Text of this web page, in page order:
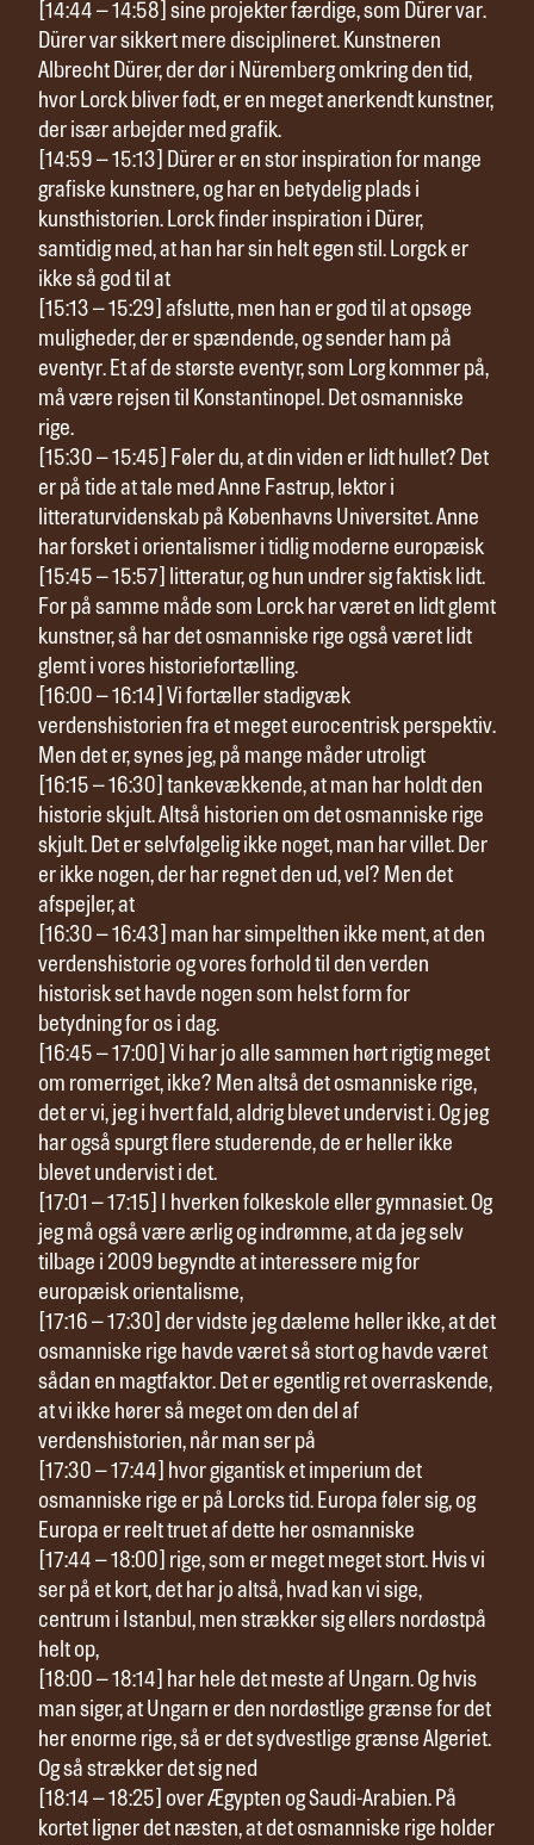
[14:44 – 14:58] sine projekter færdige, som Dürer var.
Dürer var sikkert mere disciplineret. Kunstneren
Albrecht Dürer, der dør i Nüremberg omkring den tid,
hvor Lorck bliver født, er en meget anerkendt kunstner,
der især arbejder med grafik.
[14:59 – 15:13] Dürer er en stor inspiration for mange
grafiske kunstnere, og har en betydelig plads i
kunsthistorien. Lorck finder inspiration i Dürer,
samtidig med, at han har sin helt egen stil. Lorgck er
ikke så god til at
[15:13 – 15:29] afslutte, men han er god til at opsøge
muligheder, der er spændende, og sender ham på
eventyr. Et af de største eventyr, som Lorg kommer på,
må være rejsen til Konstantinopel. Det osmanniske
rige.
[15:30 – 15:45] Føler du, at din viden er lidt hullet? Det
er på tide at tale med Anne Fastrup, lektor i
litteraturvidenskab på Københavns Universitet. Anne
har forsket i orientalismer i tidlig moderne europæisk
[15:45 – 15:57] litteratur, og hun undrer sig faktisk lidt.
For på samme måde som Lorck har været en lidt glemt
kunstner, så har det osmanniske rige også været lidt
glemt i vores historiefortælling.
[16:00 – 16:14] Vi fortæller stadigvæk
verdenshistorien fra et meget eurocentrisk perspektiv.
Men det er, synes jeg, på mange måder utroligt
[16:15 – 16:30] tankevækkende, at man har holdt den
historie skjult. Altså historien om det osmanniske rige
skjult. Det er selvfølgelig ikke noget, man har villet. Der
er ikke nogen, der har regnet den ud, vel? Men det
afspejler, at
[16:30 – 16:43] man har simpelthen ikke ment, at den
verdenshistorie og vores forhold til den verden
historisk set havde nogen som helst form for
betydning for os i dag.
[16:45 – 17:00] Vi har jo alle sammen hørt rigtig meget
om romerriget, ikke? Men altså det osmanniske rige,
det er vi, jeg i hvert fald, aldrig blevet undervist i. Og jeg
har også spurgt flere studerende, de er heller ikke
blevet undervist i det.
[17:01 – 17:15] I hverken folkeskole eller gymnasiet. Og
jeg må også være ærlig og indrømme, at da jeg selv
tilbage i 2009 begyndte at interessere mig for
europæisk orientalisme,
[17:16 – 17:30] der vidste jeg dæleme heller ikke, at det
osmanniske rige havde været så stort og havde været
sådan en magtfaktor. Det er egentlig ret overraskende,
at vi ikke hører så meget om den del af
verdenshistorien, når man ser på
[17:30 – 17:44] hvor gigantisk et imperium det
osmanniske rige er på Lorcks tid. Europa føler sig, og
Europa er reelt truet af dette her osmanniske
[17:44 – 18:00] rige, som er meget meget stort. Hvis vi
ser på et kort, det har jo altså, hvad kan vi sige,
centrum i Istanbul, men strækker sig ellers nordøstpå
helt op,
[18:00 – 18:14] har hele det meste af Ungarn. Og hvis
man siger, at Ungarn er den nordøstlige grænse for det
her enorme rige, så er det sydvestlige grænse Algeriet.
Og så strækker det sig ned
[18:14 – 18:25] over Ægypten og Saudi-Arabien. På
kortet ligner det næsten, at det osmanniske rige holder